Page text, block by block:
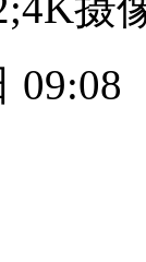
09:08